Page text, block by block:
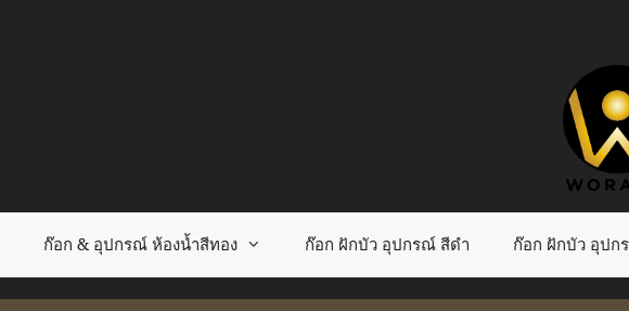
ก๊อก & อุปกรณ์ ห้องน้ำสีทอง ก๊อก ฝักบัว อุปกรณ์ สีดำ ก๊อก ฝักบัว อุปก